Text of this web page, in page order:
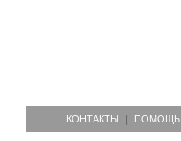
КОНТАКТЫ ПОМОЩЬ